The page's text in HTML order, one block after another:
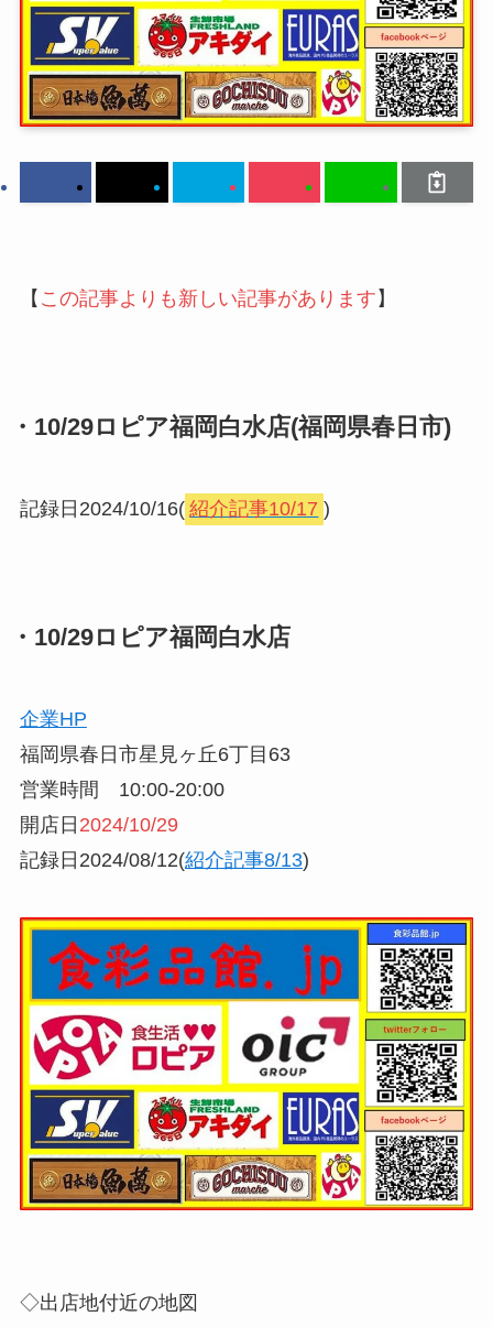
【 この記事よりも新しい記事があります 】
・10/29ロピア福岡白水店(福岡県春日市)
記録日2024/10/16( 紹介記事10/17 )
・10/29ロピア福岡白水店
企業HP
福岡県春日市星見ヶ丘6丁目63
営業時間 10:00-20:00
開店日 2024/10/29
記録日2024/08/12(紹介記事8/13)
◇出店地付近の地図